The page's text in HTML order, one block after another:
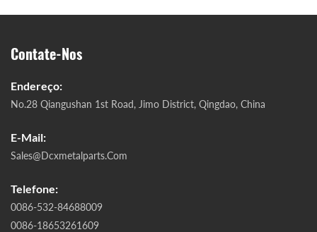
Contate-Nos
Endereço:
No.28 Qiangushan 1st Road, Jimo District, Qingdao, China
E-Mail:
Sales@dcxmetalparts.com
Telefone:
0086-532-84688009
0086-18653261609